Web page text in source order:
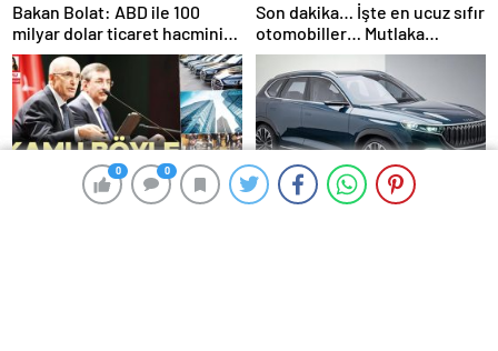
0 0
0 0
Bakan Bolat: ABD ile 100
milyar dolar ticaret hacmini
gerçekleştirebiliriz
Son dakika… İşte en ucuz sıfır
otomobiller… Mutlaka
pazarlık edin